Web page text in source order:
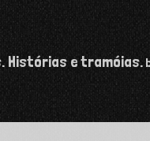
Histórias e tramóias.